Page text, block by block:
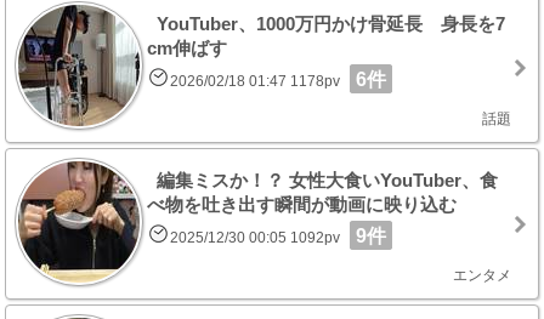
YouTuber、1000万円かけ骨延長 身長を7
cm伸ばす
2026/02/18 01:47 1178pv 6件
話題
編集ミスか！？ 女性大食いYouTuber、食
べ物を吐き出す瞬間が動画に映り込む
2025/12/30 00:05 1092pv 9件
エンタメ